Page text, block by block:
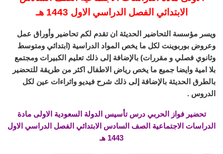
الابتدائي الفصل الدراسي الاول 1443 هـ
ويسر مؤسسة التحاضير الحديثة ان تقدم لكم تحاضير وأوراق عمل
وعروض بوربوينت لكل ما يخص المواد الدراسية (ابتدائي ومتوسط
وثانوي فصلي و مقررات) بالإضافة إلى ذلك تعليم الكبيرات ومجتمع
بلا امية وايضا جميع ما يخص رياض الاطفال اكثر من طريقة للتحضير
بالطرق الحديثة بالإضافة إلى ذلك شرح فيديو واثراءات عين لكل
الدروس .
تحضير فواز الحربي درس تأسيس الدولة السعودية الاولى مادة
الدراسات الاجتماعية الصف السادس الابتدائي الفصل الدراسي الاول
1443 هـ